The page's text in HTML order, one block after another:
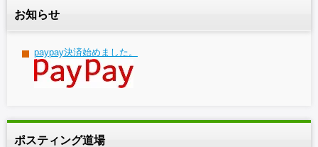
お知らせ
paypay決済始めました。
ポスティング道場